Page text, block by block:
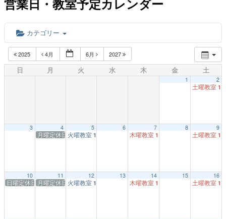
営業日・教室予定カレンダー
カテゴリー
2025 4月 6月 2027
日 月 火 水 木 金 土
1 2
土曜教室
3 4
月曜定休日
5
火曜教室 1:00 PM
6 7
木曜教室 1:00 PM
8 9
土曜教室
10
日曜定休日
11
月曜定休日
12
火曜教室 1:00 PM
13 14
木曜教室 1:00 PM
15 16
土曜教室